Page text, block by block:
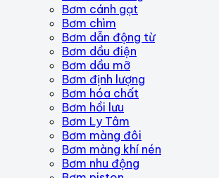
Bơm cánh gạt
Bơm chìm
Bơm dẫn động từ
Bơm dầu điện
Bơm dầu mỡ
Bơm định lượng
Bơm hóa chất
Bơm hồi lưu
Bơm Ly Tâm
Bơm màng đôi
Bơm màng khí nén
Bơm nhu động